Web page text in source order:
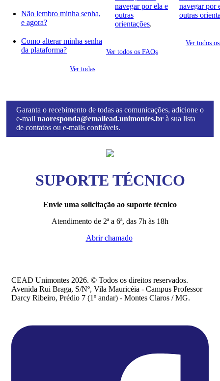
Não lembro minha senha,
e agora?
Como alterar minha senha
da plataforma?
Ver todas
navegar por ela e
outras
orientações.
Ver todos os FAQs
navegar por
outras
Ver todos
Garanta o recebimento de todas as comunicações, adicione o
e-mail naoresponda@emailead.unimontes.br à sua lista
de contatos ou e-mails confiáveis.
SUPORTE TÉCNICO
Envie uma solicitação ao suporte técnico
Atendimento de 2ª a 6ª, das 7h às 18h
Abrir chamado
CEAD Unimontes 2026. © Todos os direitos reservados.
Avenida Rui Braga, S/Nº, Vila Mauricéia - Campus Professor
Darcy Ribeiro, Prédio 7 (1º andar) - Montes Claros / MG.